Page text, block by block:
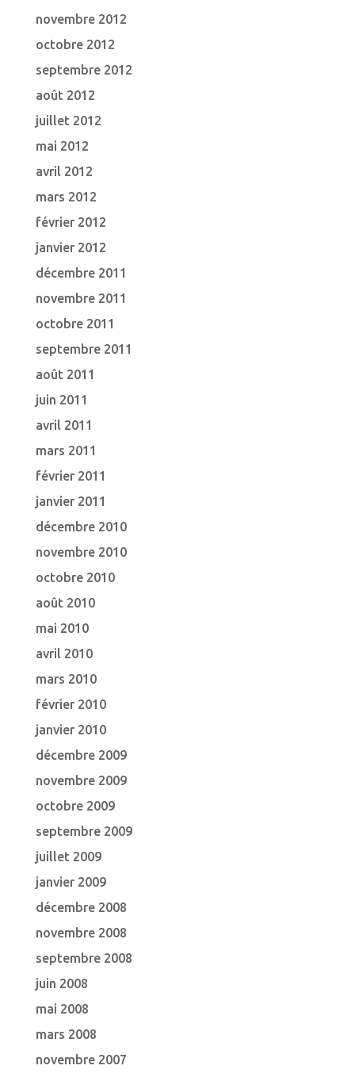
novembre 2012
octobre 2012
septembre 2012
août 2012
juillet 2012
mai 2012
avril 2012
mars 2012
février 2012
janvier 2012
décembre 2011
novembre 2011
octobre 2011
septembre 2011
août 2011
juin 2011
avril 2011
mars 2011
février 2011
janvier 2011
décembre 2010
novembre 2010
octobre 2010
août 2010
mai 2010
avril 2010
mars 2010
février 2010
janvier 2010
décembre 2009
novembre 2009
octobre 2009
septembre 2009
juillet 2009
janvier 2009
décembre 2008
novembre 2008
septembre 2008
juin 2008
mai 2008
mars 2008
novembre 2007